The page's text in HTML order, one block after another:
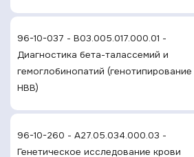
96-10-037 - B03.005.017.000.01 -
Диагностика бета-талассемий и
гемоглобинопатий (генотипирование
НВВ)
96-10-260 - A27.05.034.000.03 -
Генетическое исследование крови